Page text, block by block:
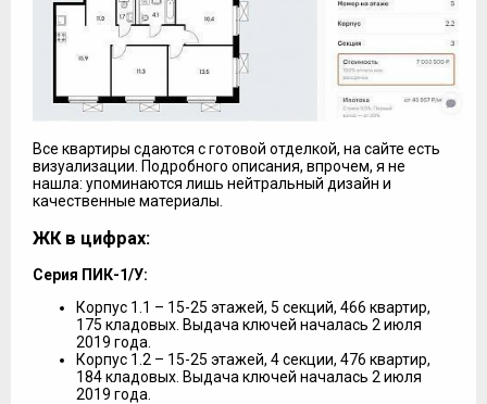
Все квартиры сдаются с готовой отделкой, на сайте есть
визуализации. Подробного описания, впрочем, я не
нашла: упоминаются лишь нейтральный дизайн и
качественные материалы.
ЖК в цифрах:
Серия ПИК-1/У:
Корпус 1.1 – 15-25 этажей, 5 секций, 466 квартир,
175 кладовых. Выдача ключей началась 2 июля
2019 года.
Корпус 1.2 – 15-25 этажей, 4 секции, 476 квартир,
184 кладовых. Выдача ключей началась 2 июля
2019 года.